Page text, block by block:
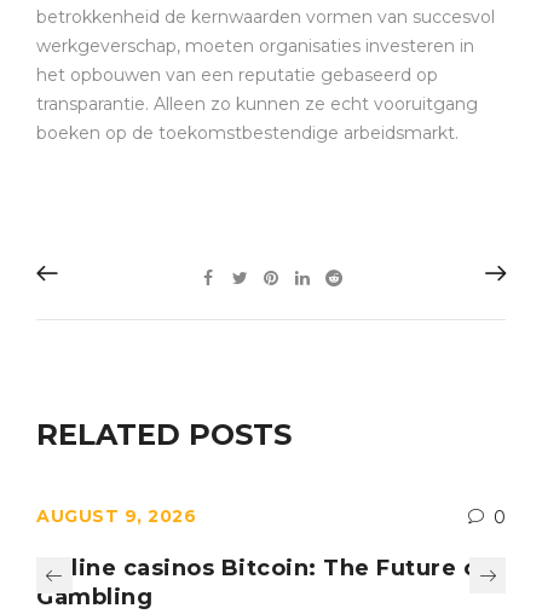
betrokkenheid de kernwaarden vormen van succesvol
werkgeverschap, moeten organisaties investeren in
het opbouwen van een reputatie gebaseerd op
transparantie. Alleen zo kunnen ze echt vooruitgang
boeken op de toekomstbestendige arbeidsmarkt.
RELATED POSTS
AUGUST 9, 2026 0
Online casinos Bitcoin: The Future of
Gambling